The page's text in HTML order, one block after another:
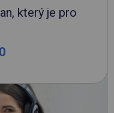
který je pro